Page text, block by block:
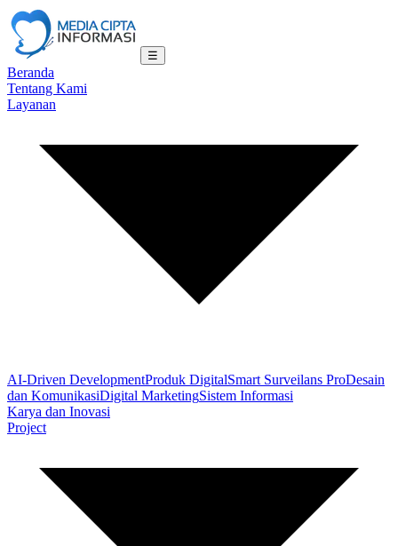
☰
Beranda
Tentang Kami
Layanan
AI-Driven DevelopmentProduk DigitalSmart Surveilans ProDesain
dan KomunikasiDigital MarketingSistem Informasi
Karya dan Inovasi
Project